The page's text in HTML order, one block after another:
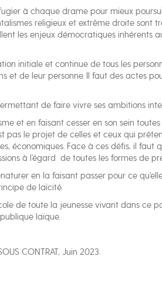
à chaque drame pour mieux
religieux et extrême droite sont
les enjeux démocratiques inhérents
initiale et continue de tous les
de leur personne. Il faut des actes
de faire vivre ses ambitions
et en faisant cesser en son sein
pas le projet de celles et ceux qui
économiques. Face à ces défis, il
à l’égard de toutes les formes de
en la faisant passer pour ce
de laïcité.
de toute la jeunesse vivant dans ce
laïque.
CONTRAT, Juin 2023.